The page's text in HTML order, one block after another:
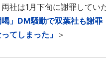
社は1月下旬に謝罪してい
喝」DM騒動で双葉社も謝
てしまった」 ＞